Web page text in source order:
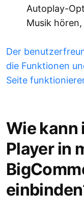
Autoplay-
Musik
Der
die Funktionen
Seite
Wie kann
Player in